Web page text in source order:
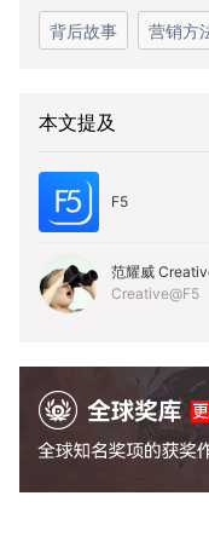
背后故事 营销方
本文提及
F5
范耀威
Creative@F5